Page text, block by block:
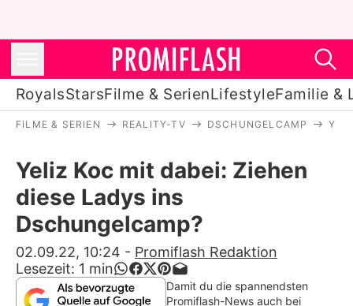
RoyalsStarsFilme & SerienLifestyleFamilie &
Stars
Filme & Serien
Lifestyle
Familie & Liebe
FILME & SERIEN REALITY-TV DSCHUNGELCAMP
Yeliz Koc mit dabei: Ziehen
diese Ladys ins
Dschungelcamp?
02.09.22, 10:24 - Promiflash Redaktion
Lesezeit: 1 min
Damit du die spannendsten
Promiflash-News auch bei